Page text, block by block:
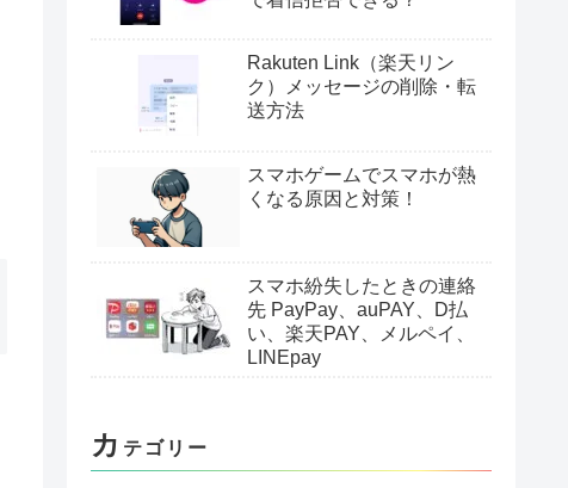
Rakuten Link（楽天リン
ク）メッセージの削除・転
送方法
スマホゲームでスマホが熱
くなる原因と対策！
スマホ紛失したときの連絡
先 PayPay、auPAY、D払
い、楽天PAY、メルペイ、
LINEpay
カ テゴリー